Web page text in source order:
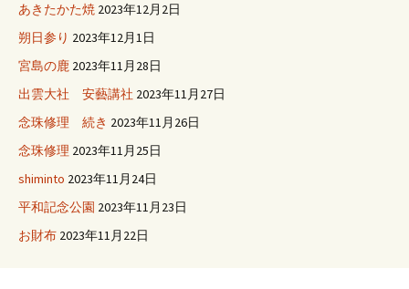
あきたかた焼 2023年12月2日
朔日参り 2023年12月1日
宮島の鹿 2023年11月28日
出雲大社 安藝講社 2023年11月27日
念珠修理 続き 2023年11月26日
念珠修理 2023年11月25日
shiminto 2023年11月24日
平和記念公園 2023年11月23日
お財布 2023年11月22日